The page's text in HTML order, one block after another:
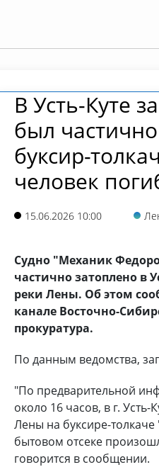
В Усть-Куте
был
буксир-
человек
15.06.2026 10:00
Судно "Механик
частично затоплено в
реки Лены. Об этом
канале Восточно-
прокуратура.
По данным ведомства,
"По предварительной
около 16 часов, в г. Усть-
Лены на буксире-
бытовом отсеке
говорится в сообщении.